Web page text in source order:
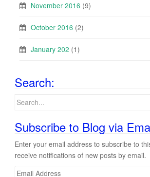
November 2016 (9)
October 2016 (2)
January 202 (1)
Search:
Search
Subscribe to Blog via
Enter your email address to subscribe to
receive notifications of new posts by email.
E